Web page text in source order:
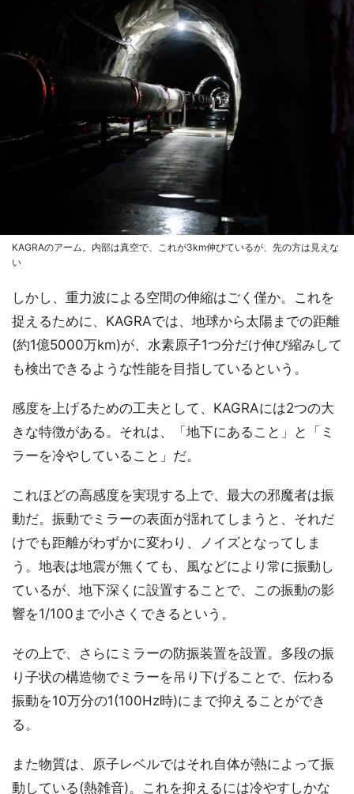
KAGRAのアーム。内部は真空で、これが3km伸びているが、先の方は見えな
い
しかし、重力波による空間の伸縮はごく僅か。これを
捉えるために、KAGRAでは、地球から太陽までの距離
(約1億5000万km)が、水素原子1つ分だけ伸び縮みして
も検出できるような性能を目指しているという。
感度を上げるための工夫として、KAGRAには2つの大
きな特徴がある。それは、「地下にあること」と「ミ
ラーを冷やしていること」だ。
これほどの高感度を実現する上で、最大の邪魔者は振
動だ。振動でミラーの表面が揺れてしまうと、それだ
けでも距離がわずかに変わり、ノイズとなってしま
う。地表は地震が無くても、風などにより常に振動し
ているが、地下深くに設置することで、この振動の影
響を1/100まで小さくできるという。
その上で、さらにミラーの防振装置を設置。多段の振
り子状の構造物でミラーを吊り下げることで、伝わる
振動を10万分の1(100Hz時)にまで抑えることができ
る。
また物質は、原子レベルではそれ自体が熱によって振
動している(熱雑音)。これを抑えるには冷やすしかな